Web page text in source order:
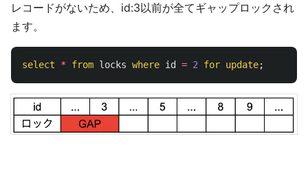
レコードがないため、id:3以前が全てギャップロックされ
ます。
select * from locks where id = 2 for update;